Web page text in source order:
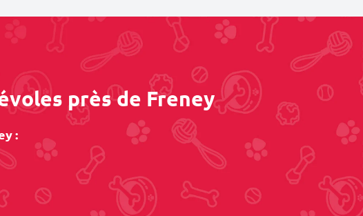
près de Freney
: